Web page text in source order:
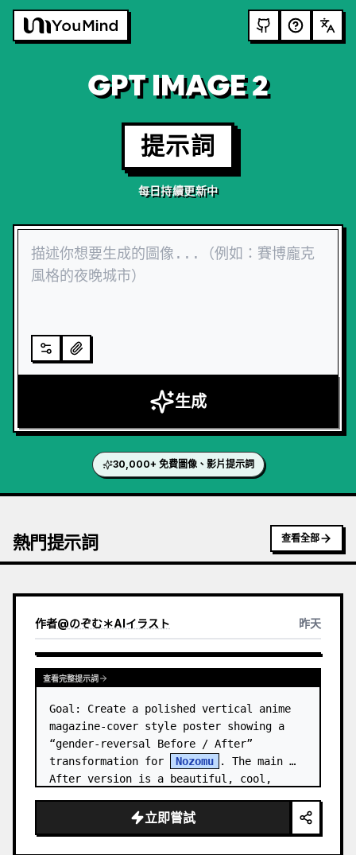
GPT IMAGE 2
提示詞
每日持續更新中
生成
30,000+ 免費圖像、影片提示詞
熱門提示詞 查看全部
作者@のぞむ＊AIイラスト 昨天
查看完整提示詞
Goal: Create a polished vertical anime
magazine-cover style poster showing a
“gender-reversal Before / After”
transformation for
Nozomu
. The main
After version is a beautiful, cool,
立即嘗試